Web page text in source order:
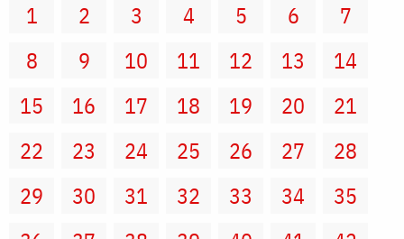
1 2 3 4 5 6
7
8
9 10 11 12 13
14
15
16 17 18 19 20
21
22
23 24 25 26 27
28
29
30 31 32 33 34
35